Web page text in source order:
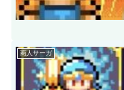
商人サーガ